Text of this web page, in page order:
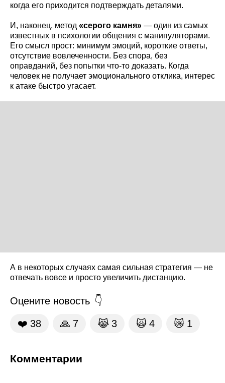
когда его приходится подтверждать деталями.
И, наконец, метод «серого камня» — один из самых
известных в психологии общения с манипуляторами.
Его смысл прост: минимум эмоций, короткие ответы,
отсутствие вовлеченности. Без спора, без
оправданий, без попытки что-то доказать. Когда
человек не получает эмоционального отклика, интерес
к атаке быстро угасает.
А в некоторых случаях самая сильная стратегия — не
отвечать вовсе и просто увеличить дистанцию.
Оцените новость
❤️ 38 🙏 7 😹 3 🙀 4 😿 1
Комментарии